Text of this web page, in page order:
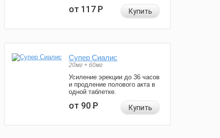
от 117Р Купить
Супер Сиалис
20мг + 60мг
Усиление эрекции до 36 часов
и продление полового акта в
одной таблетке.
от 90Р Купить